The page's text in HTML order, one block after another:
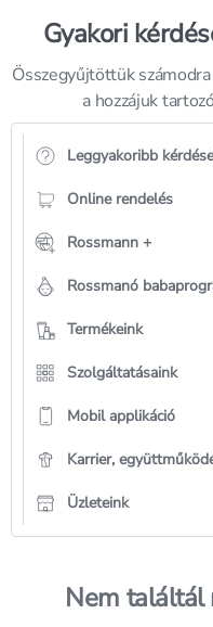
Gyakori
Összegyűjtöttük
a hozzájuk
Leggyakoribb
Online rendelés
Rossmann +
Rossmanó
Termékeink
Szolgáltatásaink
Mobil applikáció
Karrier,
Üzleteink
Nem találtál